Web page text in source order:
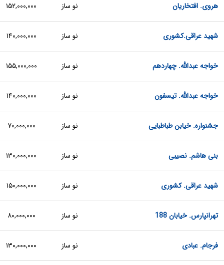
هروی. افتخاریان نو ساز ۱۵۲,۰۰۰,۰۰۰
شهید عراقی.کشوری نو ساز ۱۴۰,۰۰۰,۰۰۰
خواجه عبدالله. چهاردهم نو ساز ۱۵۵,۰۰۰,۰۰۰
خواجه عبدالله. تیسفون نو ساز ۱۴۰,۰۰۰,۰۰۰
جشنواره. خیابن طباطبایی نو ساز ۷۰,۰۰۰,۰۰۰
بنی هاشم. نصیبی نو ساز ۱۳۰,۰۰۰,۰۰۰
شهید عراقی. کشوری نو ساز ۱۵۰,۰۰۰,۰۰۰
تهرانپارس. خیابان 188 نو ساز ۸۰,۰۰۰,۰۰۰
فرجام. عبادی نو ساز ۱۳۰,۰۰۰,۰۰۰